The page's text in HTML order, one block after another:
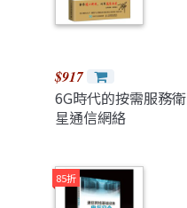
$917
6G時代的按需服務衛
星通信網絡
85折